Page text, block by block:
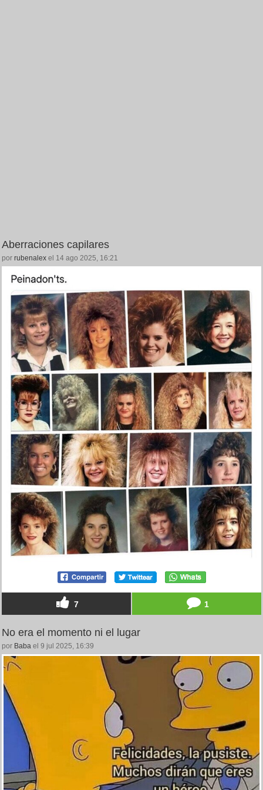
Aberraciones capilares
por rubenalex el 14 ago 2025, 16:21
7 1
No era el momento ni el lugar
por Baba el 9 jul 2025, 16:39